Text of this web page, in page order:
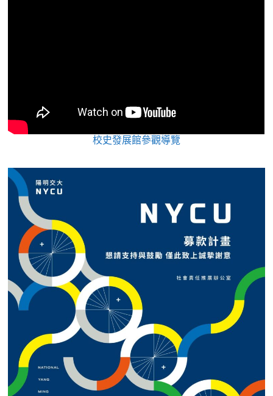
校史發展館參觀導覽